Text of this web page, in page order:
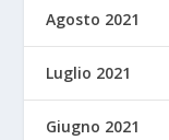
Agosto 2021
Luglio 2021
Giugno 2021